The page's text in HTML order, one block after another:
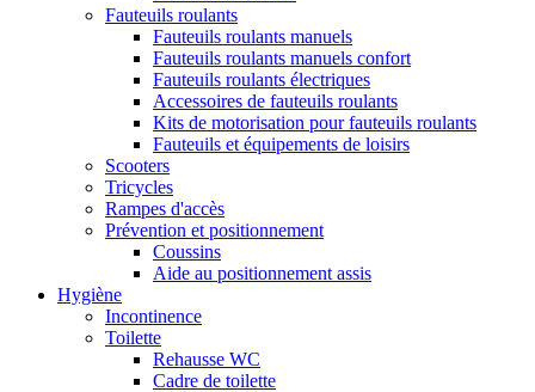
Fauteuils roulants
Fauteuils roulants manuels
Fauteuils roulants manuels confort
Fauteuils roulants électriques
Accessoires de fauteuils roulants
Kits de motorisation pour fauteuils roulants
Fauteuils et équipements de loisirs
Scooters
Tricycles
Rampes d'accès
Prévention et positionnement
Coussins
Aide au positionnement assis
Hygiène
Incontinence
Toilette
Rehausse WC
Cadre de toilette